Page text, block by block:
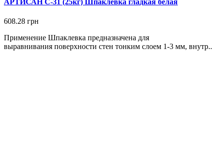
АРТИСАН С-31 (25кг) Шпаклевка гладкая белая
608.28 грн
Применение Шпаклевка предназначена для
выравнивания поверхности стен тонким слоем 1-3 мм, внутр..